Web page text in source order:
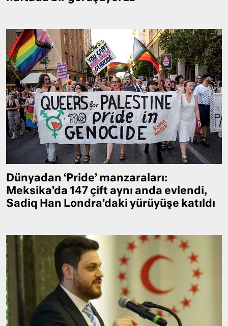
Dünyadan ‘Pride’ manzaraları:
Meksika’da 147 çift aynı anda evlendi,
Sadiq Han Londra’daki yürüyüşe katıldı